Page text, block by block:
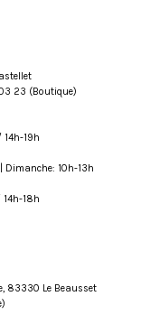
40 (Boutique)
19h
10h-13h
18h
83330 Le Beausset